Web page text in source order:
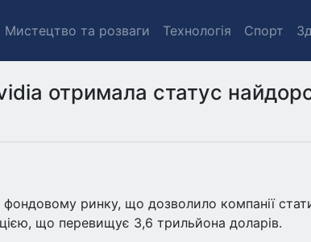
Мистецтво та розваги Технологія Спорт
отримала статус
фондовому ринку, що дозволило компанії
що перевищує 3,6 трильйона доларів.